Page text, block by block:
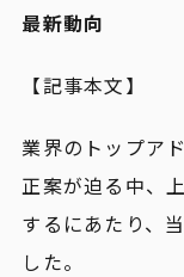
最新動向
【記事本文】
業界のトップア
正案が迫る中、
するにあたり、
した。